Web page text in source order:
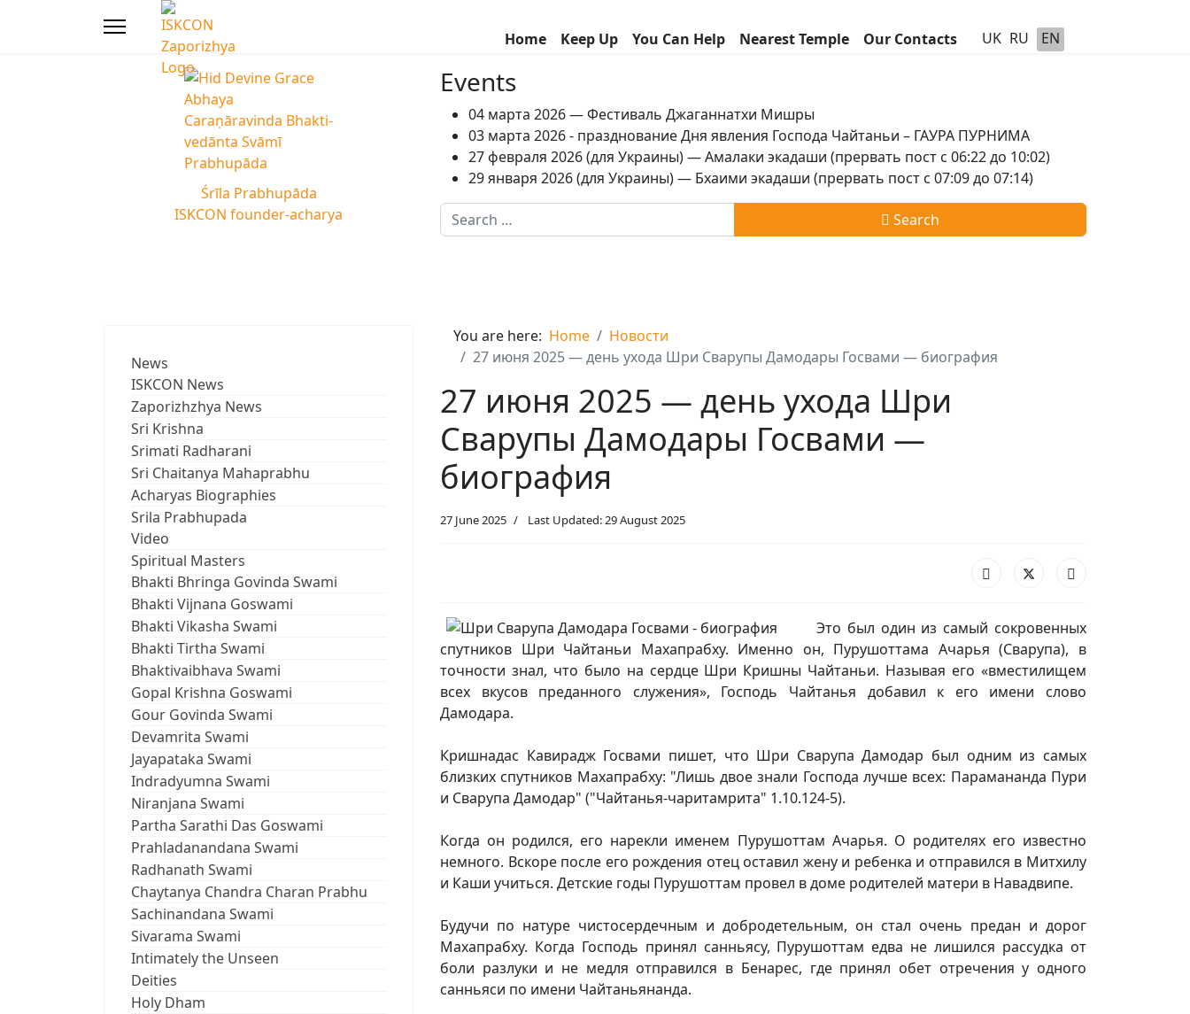
Home Keep Up You Can Help Nearest Temple Our Contacts UK RU EN
Śrīla Prabhupāda
ISKCON founder-acharya
Events
04 марта 2026 — Фестиваль Джаганнатхи Мишры
03 марта 2026 - празднование Дня явления Господа Чайтаньи – ГАУРА ПУРНИМА
27 февраля 2026 (для Украины) — Амалаки экадаши (прервать пост с 06:22 до 10:02)
29 января 2026 (для Украины) — Бхаими экадаши (прервать пост с 07:09 до 07:14)
Search
Search
News
ISKCON News
Zaporizhzhya News
Sri Krishna
Srimati Radharani
Sri Chaitanya Mahaprabhu
Acharyas Biographies
Srila Prabhupada
Video
Spiritual Masters
Bhakti Bhringa Govinda Swami
Bhakti Vijnana Goswami
Bhakti Vikasha Swami
Bhakti Tirtha Swami
Bhaktivaibhava Swami
Gopal Krishna Goswami
Gour Govinda Swami
Devamrita Swami
Jayapataka Swami
Indradyumna Swami
Niranjana Swami
Partha Sarathi Das Goswami
Prahladanandana Swami
Radhanath Swami
Chaytanya Chandra Charan Prabhu
Sachinandana Swami
Sivarama Swami
Intimately the Unseen
Deities
Holy Dham
You are here: Home
Новости
27 июня 2025 — день ухода Шри Сварупы Дамодары Госвами — биография
27 июня 2025 — день ухода Шри
Сварупы Дамодары Госвами —
биография
27 June 2025 Last Updated: 29 August 2025
Это был один из самый сокровенных
спутников Шри Чайтаньи Махапрабху. Именно он, Пурушоттама Ачарья (Сварупа), в
точности знал, что было на сердце Шри Кришны Чайтаньи. Называя его «вместилищем
всех вкусов преданного служения», Господь Чайтанья добавил к его имени слово
Дамодара.
Кришнадас Кавирадж Госвами пишет, что Шри Сварупа Дамодар был одним из самых
близких спутников Махапрабху: "Лишь двое знали Господа лучше всех: Парамананда Пури
и Сварупа Дамодар" ("Чайтанья-чаритамрита" 1.10.124-5).
Когда он родился, его нарекли именем Пурушоттам Ачарья. О родителях его известно
немного. Вскоре после его рождения отец оставил жену и ребенка и отправился в Митхилу
и Каши учиться. Детские годы Пурушоттам провел в доме родителей матери в Навадвипе.
Будучи по натуре чистосердечным и добродетельным, он стал очень предан и дорог
Махапрабху. Когда Господь принял санньясу, Пурушоттам едва не лишился рассудка от
боли разлуки и не медля отправился в Бенарес, где принял обет отречения у одного
санньяси по имени Чайтаньянанда.